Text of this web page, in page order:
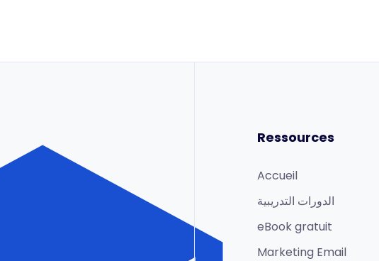
Ressources
Accueil
الدورات التدريبية
eBook gratuit
Marketing Email